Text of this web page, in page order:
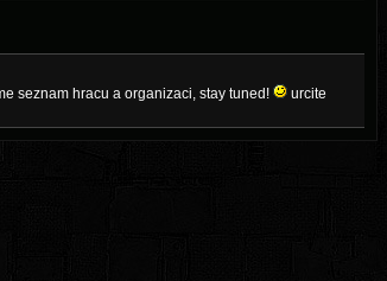
seznam hracu a organizaci, stay tuned!
urcite